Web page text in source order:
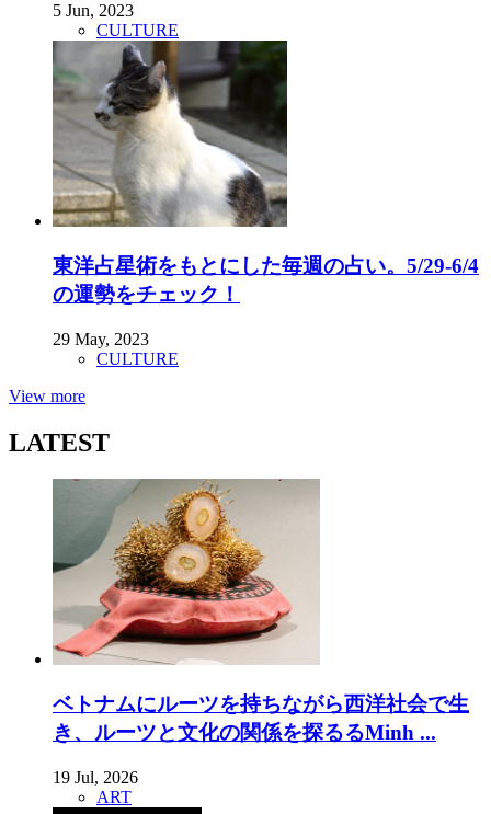
5 Jun, 2023
CULTURE
東洋占星術をもとにした毎週の占い。5/29-6/4
の運勢をチェック！
29 May, 2023
CULTURE
View more
LATEST
ベトナムにルーツを持ちながら西洋社会で生
き、ルーツと文化の関係を探るるMinh ...
19 Jul, 2026
ART